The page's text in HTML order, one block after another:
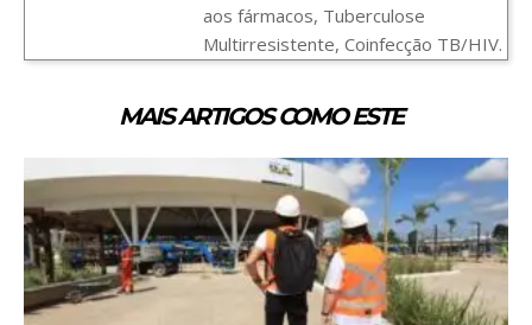
aos fármacos, Tuberculose
Multirresistente, Coinfecção TB/HIV.
MAIS ARTIGOS COMO ESTE